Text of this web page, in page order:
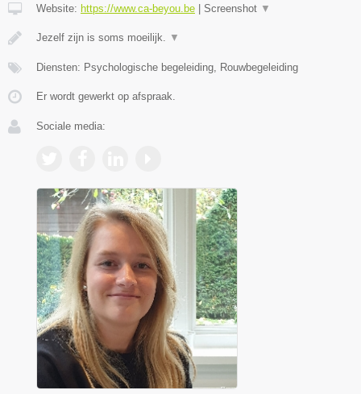
Website: https://www.ca-beyou.be Screenshot ▼
Jezelf zijn is soms moeilijk. ▼
Diensten: Psychologische begeleiding, Rouwbegeleiding
Er wordt gewerkt op afspraak.
Sociale media: